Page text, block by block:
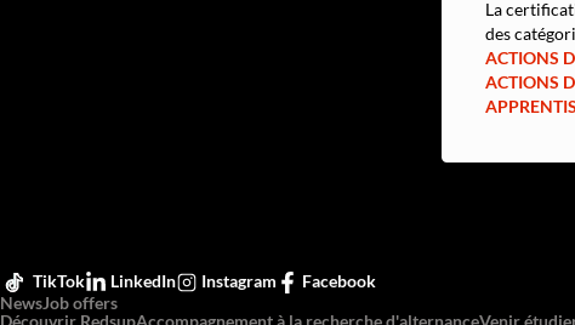
La
des
ACTIONS
ACTIONS
TikTok LinkedIn Instagram
Facebook
NewsJob offers
Découvrir RedsupAccompagnement à la recherche d'alternanceVenir